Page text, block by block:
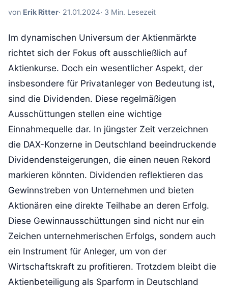
von Erik Ritter· 21.01.2024· 3 Min. Lesezeit
Im dynamischen Universum der Aktienmärkte
richtet sich der Fokus oft ausschließlich auf
Aktienkurse. Doch ein wesentlicher Aspekt, der
insbesondere für Privatanleger von Bedeutung ist,
sind die Dividenden. Diese regelmäßigen
Ausschüttungen stellen eine wichtige
Einnahmequelle dar. In jüngster Zeit verzeichnen
die DAX-Konzerne in Deutschland beeindruckende
Dividendensteigerungen, die einen neuen Rekord
markieren könnten. Dividenden reflektieren das
Gewinnstreben von Unternehmen und bieten
Aktionären eine direkte Teilhabe an deren Erfolg.
Diese Gewinnausschüttungen sind nicht nur ein
Zeichen unternehmerischen Erfolgs, sondern auch
ein Instrument für Anleger, um von der
Wirtschaftskraft zu profitieren. Trotzdem bleibt die
Aktienbeteiligung als Sparform in Deutschland